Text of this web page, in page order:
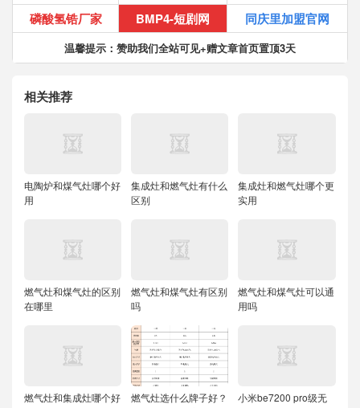
磷酸氢锆厂家
BMP4-短剧网 同庆里加盟官网
温馨提示：赞助我们全站可见+赠文章首页置顶3天
相关推荐
电陶炉和煤气灶哪个好
用
集成灶和燃气灶有什么
区别
集成灶和燃气灶哪个更
实用
燃气灶和煤气灶的区别
在哪里
燃气灶和煤气灶有区别
吗
燃气灶和煤气灶可以通
用吗
燃气灶和集成灶哪个好
燃气灶选什么牌子好？
小米be7200 pro级无